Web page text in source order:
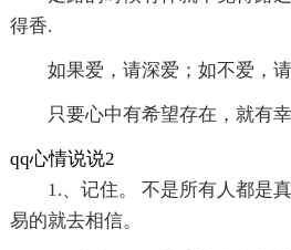
得香.
如果爱，请深爱；如不爱，请
只要心中有希望存在，就有幸
qq心情说说2
1.、记住。 不是所有人都是
易的就去相信。